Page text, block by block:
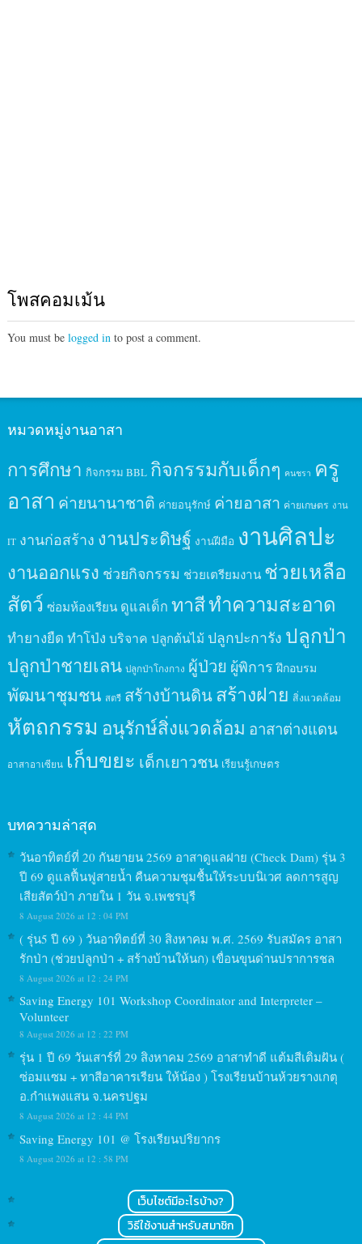
โพสคอมเม้น
You must be logged into post a comment.
หมวดหมู่งานอาสา
การศึกษา กิจกรรม BBL กิจกรรมกับเด็กๆ คนชรา ครู
อาสา ค่ายนานาชาติ ค่ายอนุรักษ์ ค่ายอาสา ค่ายเกษตร งาน
IT งานก่อสร้าง งานประดิษฐ์ งานฝีมือ งานศิลปะ
งานออกแรง ช่วยกิจกรรม ช่วยเตรียมงาน ช่วยเหลือ
สัตว์ ซ่อมห้องเรียน ดูแลเด็ก ทาสีทำความสะอาด
ทำยางยืด ทำโป่ง บริจาค ปลูกต้นไม้ ปลูกปะการัง ปลูกป่า
ปลูกป่าชายเลน ปลูกป่าโกงกาง ผู้ป่วย ผู้พิการ ฝึกอบรม
พัฒนาชุมชน สตรี สร้างบ้านดินสร้างฝาย สิ่งแวดล้อม
หัตถกรรม อนุรักษ์สิ่งแวดล้อม อาสาต่างแดน
อาสาอาเซียน เก็บขยะ เด็กเยาวชน เรียนรู้เกษตร
บทความล่าสุด
วันอาทิตย์ที่ 20 กันยายน 2569 อาสาดูแลฝาย (Check Dam) รุ่น 3
ปี 69 ดูแลฟื้นฟูสายน้ำ คืนความชุมชื้นให้ระบบนิเวศ ลดการสูญ
เสียสัตว์ป่า ภายใน 1 วัน จ.เพชรบุรี
8 August 2026 at 12 : 04 PM
( รุ่น5 ปี 69 ) วันอาทิตย์ที่ 30 สิงหาคม พ.ศ. 2569 รับสมัคร อาสา
รักป่า (ช่วยปลูกป่า + สร้างบ้านให้นก) เขื่อนขุนด่านปราการชล
8 August 2026 at 12 : 24 PM
Saving Energy 101 Workshop Coordinator and Interpreter –
Volunteer
8 August 2026 at 12 : 22 PM
รุ่น 1 ปี 69 วันเสาร์ที่ 29 สิงหาคม 2569 อาสาทำดี แต้มสีเติมฝัน (
ซ่อมแซม + ทาสีอาคารเรียน ให้น้อง ) โรงเรียนบ้านห้วยรางเกตุ
อ.กำแพงแสน จ.นครปฐม
8 August 2026 at 12 : 44 PM
Saving Energy 101 @ โรงเรียนปริยากร
8 August 2026 at 12 : 58 PM
เว็บไซต์มีอะไรบ้าง?
วิธีใช้งานสำหรับสมาชิก